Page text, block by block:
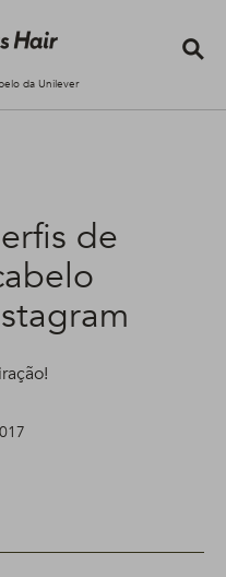
da Unilever
de